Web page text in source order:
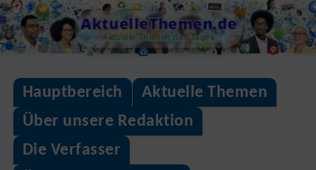
Skip
to
content
AktuelleThemen.de
Aktuelle Themen des Tages
Hauptbereich
Aktuelle Themen
Über unsere Redaktion
Die Verfasser